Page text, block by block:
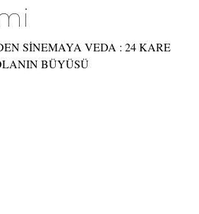
SİNEMAYA VEDA : 24 KARE
BÜYÜSÜ